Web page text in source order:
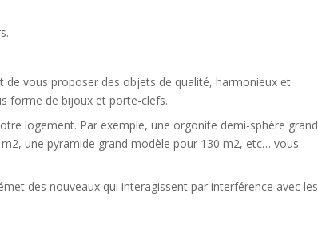
vous proposer des objets de qualité, harmonieux et
forme de bijoux et porte-clefs.
logement. Par exemple, une orgonite demi-sphère grand
une pyramide grand modèle pour 130 m2, etc… vous
des nouveaux qui interagissent par interférence avec les